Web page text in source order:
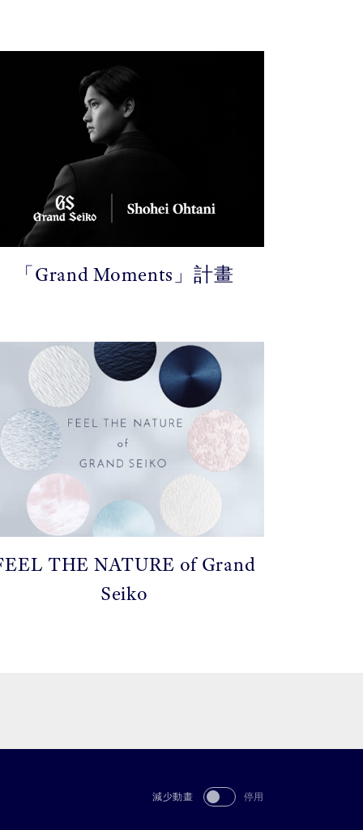
「Grand Moments」計畫
THE NATURE of Grand
Seiko
減少動畫 停用